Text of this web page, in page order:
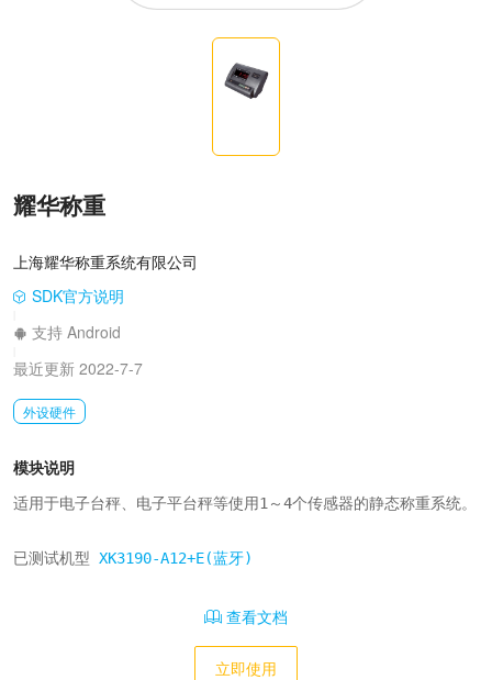
耀华称重
上海耀华称重系统有限公司
SDK官方说明
支持 Android
最近更新 2022-7-7
外设硬件
模块说明
适用于电子台秤、电子平台秤等使用1～4个传感器的静态称重系统。
已测试机型 XK3190-A12+E(蓝牙)
查看文档
立即使用